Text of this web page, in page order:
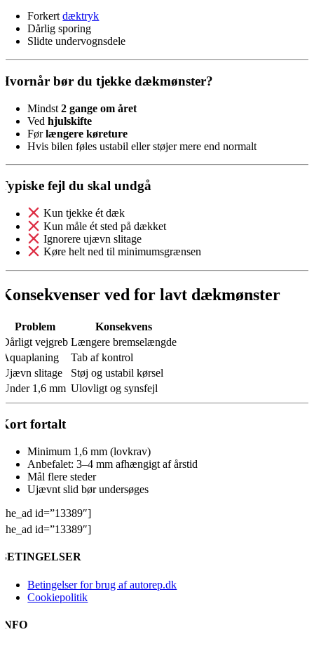
Forkertdæktryk
Dårlig sporing
Slidte undervognsdele
Hvornår bør du tjekke dækmønster?
Mindst2 gange om året
Vedhjulskifte
Førlængere køreture
Hvis bilen føles ustabil eller støjer mere end normalt
Typiske fejl du skal undgå
Kun tjekke ét dæk
Kun måle ét sted på dækket
Ignorere ujævn slitage
Køre helt ned til minimumsgrænsen
Konsekvenser ved for lavt dækmønster
Problem
Konsekvens
Dårligt vejgreb Længere bremselængde
Aquaplaning
Tab af kontrol
Ujævn slitage
Støj og ustabil kørsel
Under 1,6 mm Ulovligt og synsfejl
Kort fortalt
Minimum 1,6 mm (lovkrav)
Anbefalet: 3–4 mm afhængigt af årstid
Mål flere steder
Ujævnt slid bør undersøges
[the_ad id=”13389″]
[the_ad id=”13389″]
BETINGELSER
Betingelser for brug af autorep.dk
Cookiepolitik
INFO